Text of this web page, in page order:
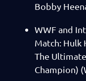
Bobby
WWF and
Match: Hulk
The
Champion)